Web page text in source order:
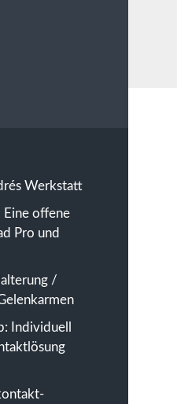
Werkstatt
Eine offene
Pro und
/
Individuell